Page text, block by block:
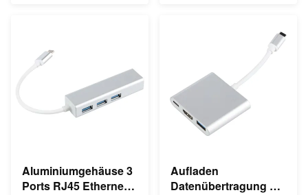
Aluminiumgehäuse 3
Ports RJ45 Ethernet
Aufladen
Datenübertragung 3